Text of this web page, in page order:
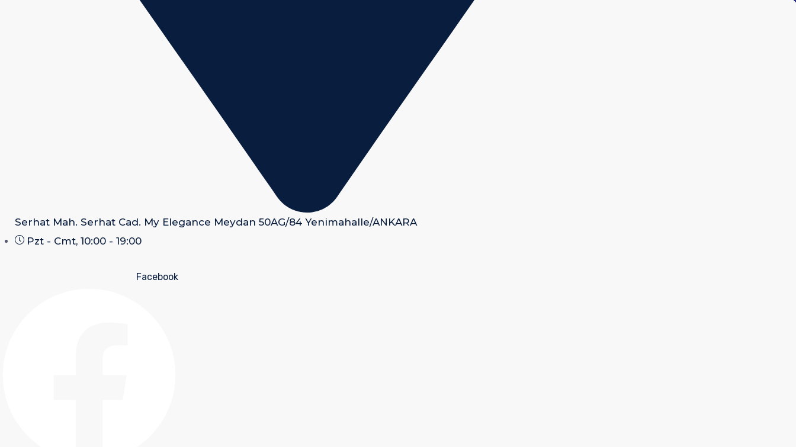
Serhat Mah. Serhat Cad. My Elegance Meydan 50AG/84 Yenimahalle/ANKARA
Pzt - Cmt, 10:00 - 19:00
Facebook